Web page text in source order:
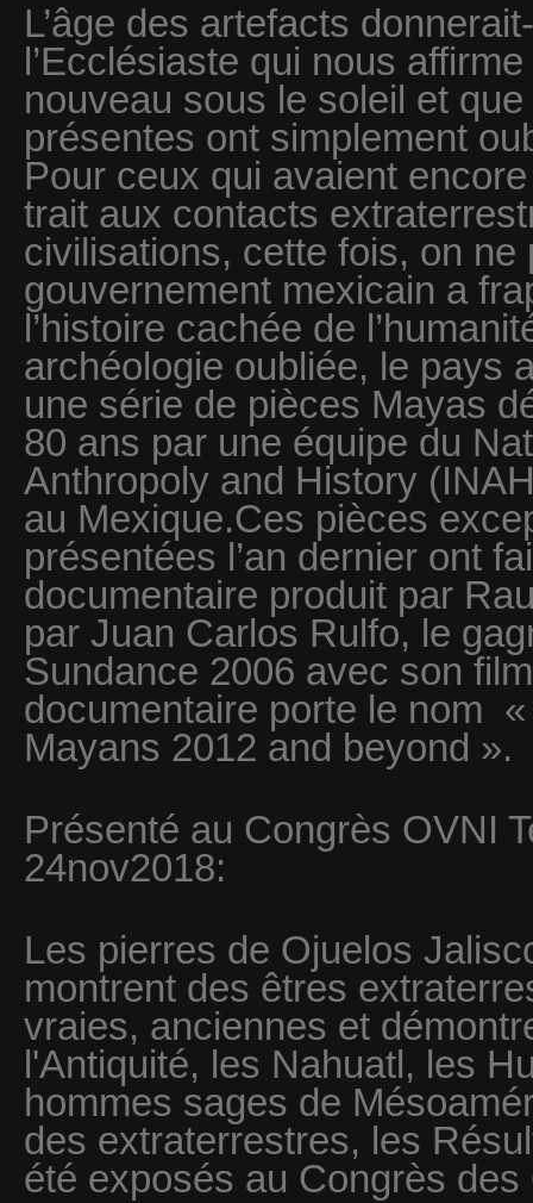
L’âge des artefacts
l’Ecclésiaste qui nous affirme
nouveau sous le soleil et
présentes ont simplement
Pour ceux qui avaient
trait aux contacts
civilisations, cette fois, on ne
gouvernement mexicain a
l’histoire cachée de
archéologie oubliée, le pays
une série de pièces Mayas
80 ans par une équipe du
Anthropoly and History
au Mexique.Ces pièces
présentées l’an dernier ont
documentaire produit par
par Juan Carlos Rulfo, le
Sundance 2006 avec son
documentaire porte le nom
Mayans 2012 and beyond ».
Présenté au Congrès OVNI
24nov2018:
Les pierres de Ojuelos
montrent des êtres
vraies, anciennes et
l'Antiquité, les Nahuatl, les
hommes sages de
des extraterrestres, les
été exposés au Congrès